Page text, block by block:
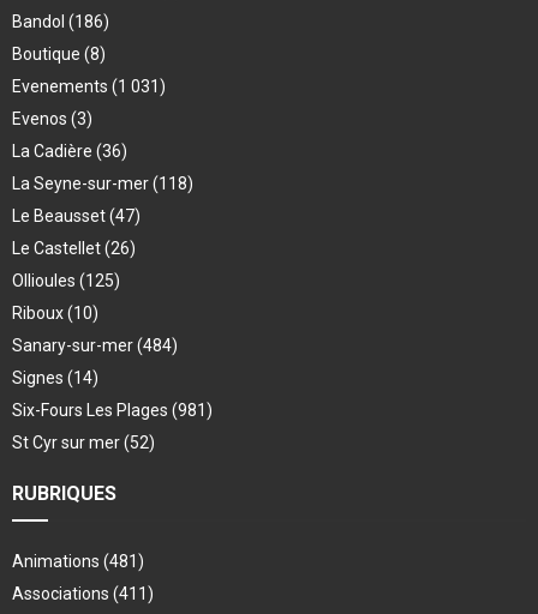
Bandol (186)
Boutique (8)
Evenements (1 031)
Evenos (3)
La Cadière (36)
La Seyne-sur-mer(118)
Le Beausset(47)
Le Castellet(26)
Ollioules (125)
Riboux(10)
Sanary-sur-mer(484)
Signes (14)
Six-Fours Les Plages (981)
St Cyr sur mer(52)
RUBRIQUES
Animations (481)
Associations (411)